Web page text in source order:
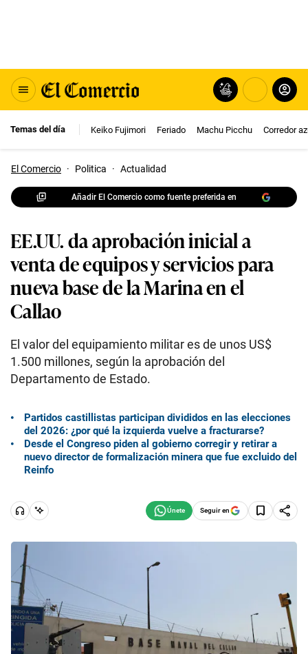
Temas del día Keiko Fujimori Feriado Machu Picchu Corredor
El Comercio · Politica · Actualidad
Añadir El Comercio como fuente preferida en
EE.UU. da aprobación inicial a
venta de equipos y servicios para
nueva base de la Marina en el
Callao
El valor del equipamiento militar es de unos US$
1.500 millones, según la aprobación del
Departamento de Estado.
Partidos castillistas participan divididos en las elecciones
del 2026: ¿por qué la izquierda vuelve a fracturarse?
Desde el Congreso piden al gobierno corregir y retirar a
nuevo director de formalización minera que fue excluido del
Reinfo
Seguir en